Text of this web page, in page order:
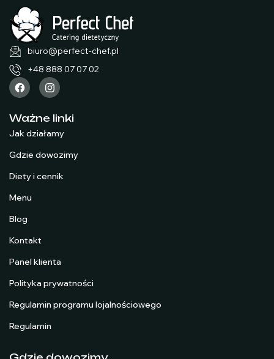
biuro@perfect-chef.pl
+48 888 07 07 02
Ważne linki
Jak działamy
Gdzie dowozimy
Diety i cennik
Menu
Blog
Kontakt
Panel klienta
Polityka prywatności
Regulamin programu lojalnościowego
Regulamin